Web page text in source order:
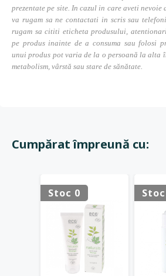
prezentate pe site. In cazul in care aveti
va rugam sa ne contactati in scris sau
rugam sa cititi eticheta produsului,
pe produs inainte de a consuma sau folosi
unui produs pot varia de la o persoană la alta
metabolism, vârstă sau stare de sănătate.
Cumpărat împreună cu:
Stoc 0